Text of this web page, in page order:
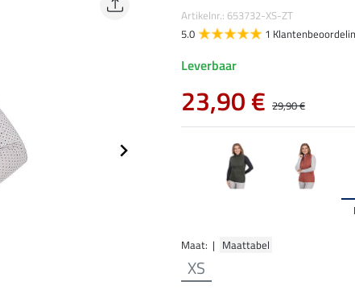
Maat: | Maattabel
XS
Artikelnr.: 653732-XS-ZT
5.0
1
Leverbaar
23,90 € 29,90 €